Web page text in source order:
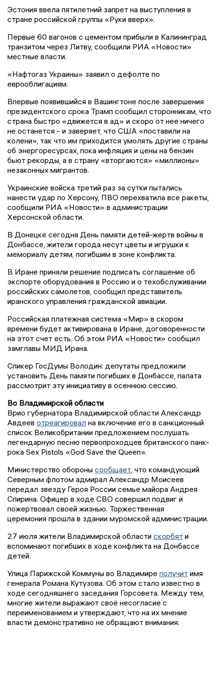
Эстония ввела пятилетний запрет на выступления в
стране российской группы «Руки вверх».
Первые 60 вагонов с цементом прибыли в Калининград
транзитом через Литву, сообщили РИА «Новости»
местные власти.
«Нафтогаз Украины» заявил о дефолте по
еврооблигациям.
Впервые появившийся в Вашингтоне после завершения
президентского срока Трамп сообщил сторонникам, что
страна быстро «движется в ад» и скоро от нее ничего
не останется - и заверяет, что США «поставили на
колени», так что им приходится умолять другие страны
об энергоресурсах, пока инфляция и цены на бензин
бьют рекорды, а в страну «вторгаются» «миллионы»
незаконных мигрантов.
Украинские войска третий раз за сутки пытались
нанести удар по Херсону, ПВО перехватила все ракеты,
сообщили РИА «Новости» в администрации
Херсонской области.
В Донецке сегодня День памяти детей-жертв войны в
Донбассе, жители города несут цветы и игрушки к
мемориалу детям, погибшим в зоне конфликта.
В Иране приняли решение подписать соглашение об
экспорте оборудования в Россию и о техобслуживании
российских самолетов, сообщил представитель
иранского управления гражданской авиации.
Российская платежная система «Мир» в скором
времени будет активирована в Иране, договоренности
на этот счет есть. Об этом РИА «Новости» сообщил
замглавы МИД Ирана.
Спикер ГосДумы Володин: депутаты предложили
установить День памяти погибших в Донбассе, палата
рассмотрит эту инициативу в осеннюю сессию.
Во Владимирской области
Врио губернатора Владимирской области Александр
Авдеев отреагировал на включение его в санкционный
список Великобритании предложением послушать
легендарную песню первопроходцев британского панк-
рока Sex Pistols «God Save the Queen».
Министерство обороны сообщает , что командующий
Северным флотом адмирал Александр Моисеев
передал звезду Героя России семье майора Андрея
Спирина. Офицер в ходе СВО совершил подвиг и
пожертвовал своей жизнью. Торжественная
церемония прошла в здании муромской администрации.
27 июля жители Владимирской области скорбят и
вспоминают погибших в ходе конфликта на Донбассе
детей.
Улица Парижской Коммуны во Владимире получит имя
генерала Романа Кутузова. Об этом стало известно в
ходе сегодняшнего заседания Горсовета. Между тем,
многие жители выражают своё несогласие с
переименованием и утверждают, что на их мнение
власти демонстративно не обращают внимания.